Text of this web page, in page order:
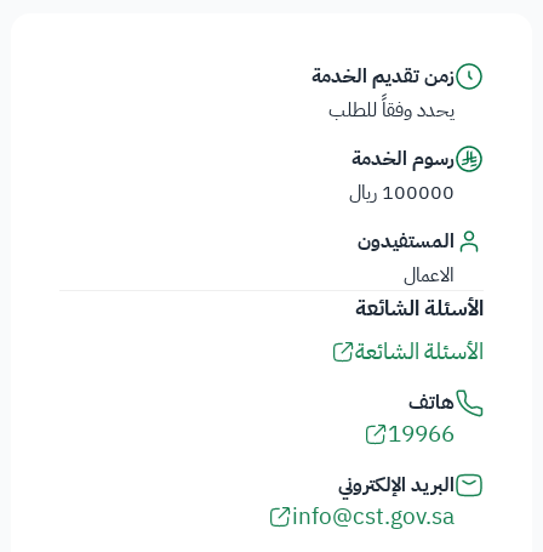
زمن تقديم الخدمة
يحدد وفقاً للطلب
رسوم الخدمة
100000 ريال
المستفيدون
الاعمال
الأسئلة الشائعة
الأسئلة الشائعة
هاتف
19966
البريد الإلكتروني
info@cst.gov.sa